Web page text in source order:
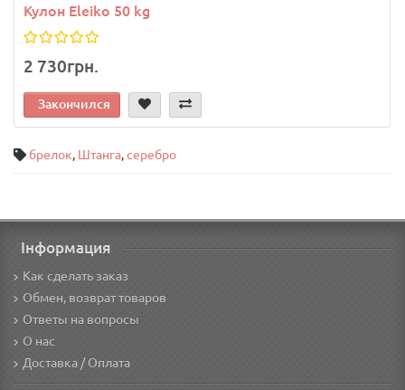
Кулон Eleiko 50 kg
2 730грн.
Закончился
брелок, Штанга,серебро
Інформация
Как сделать заказ
Обмен, возврат товаров
Ответы на вопросы
О нас
Доставка / Оплата